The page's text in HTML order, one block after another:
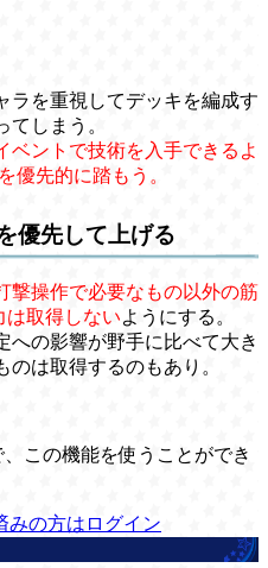
ラを重視してデッキを編成す
しまう。
ベントで技術を入手できるよ
優先的に踏もう。
優先して上げる
撃操作で必要なもの以外の筋
は取得しないようにする。
への影響が野手に比べて大き
は取得するのもあり。
この機能を使うことができ
みの方はログイン